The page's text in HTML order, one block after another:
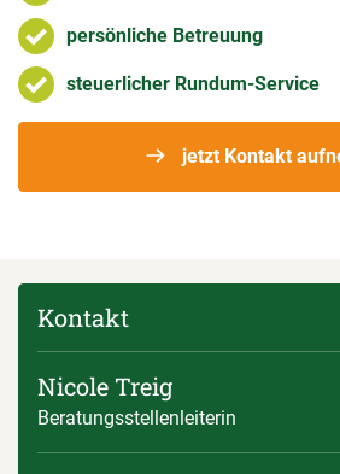
persönliche Betreuung
steuerlicher Rundum-Service
jetzt Kontakt
Kontakt
Nicole Treig
Beratungsstellenleiterin